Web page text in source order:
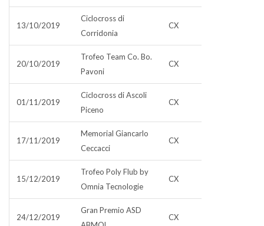
13/10/2019
Ciclocross di
Corridonia
CX
20/10/2019
Trofeo Team Co. Bo.
Pavoni
CX
01/11/2019
Ciclocross di Ascoli
Piceno
CX
17/11/2019
Memorial Giancarlo
Ceccacci
CX
15/12/2019
Trofeo Poly Flub by
Omnia Tecnologie
CX
24/12/2019
Gran Premio ASD
CX